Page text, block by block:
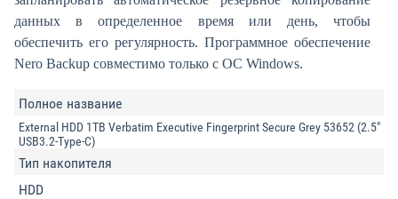
данных в определенное время или день, чтобы
обеспечить его регулярность. Программное обеспечение
Nero Backup совместимо только с ОС Windows.
Полное название
External HDD 1TB Verbatim Executive Fingerprint Secure Grey 53652 (2.5"
USB3.2-Type-C)
Тип накопителя
HDD